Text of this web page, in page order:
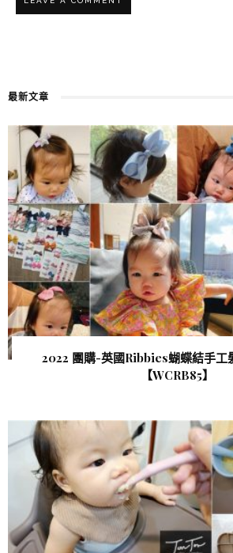
最新文章
2022 團購-英國Ribbies蝴蝶結手工
【WCRB85 】